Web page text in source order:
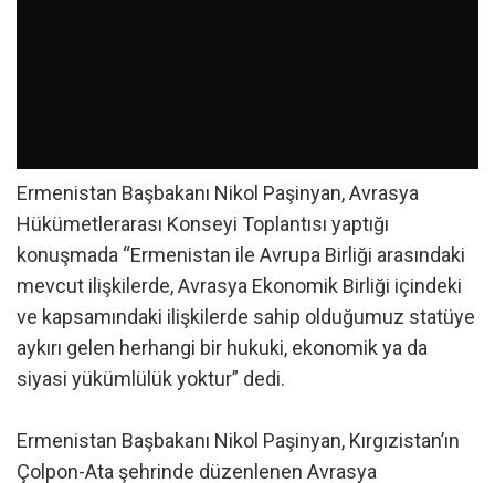
Ermenistan Başbakanı Nikol Paşinyan, Avrasya
Hükümetlerarası Konseyi Toplantısı yaptığı
konuşmada “Ermenistan ile Avrupa Birliği arasındaki
mevcut ilişkilerde, Avrasya Ekonomik Birliği içindeki
ve kapsamındaki ilişkilerde sahip olduğumuz statüye
aykırı gelen herhangi bir hukuki, ekonomik ya da
siyasi yükümlülük yoktur” dedi.
Ermenistan Başbakanı Nikol Paşinyan, Kırgızistan’ın
Çolpon-Ata şehrinde düzenlenen Avrasya